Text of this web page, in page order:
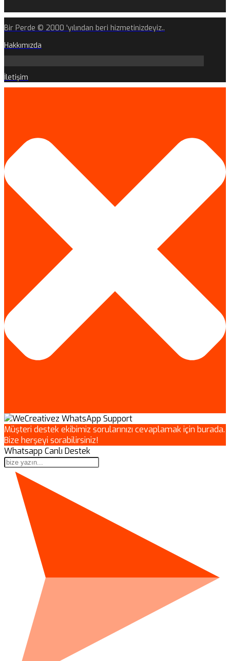
Bir Perde © 2000 'yılından beri hizmetinizdeyiz..
Hakkımızda
İletişim
Müşteri destek ekibimiz sorularınızı cevaplamak için burada.
Bize herşeyi sorabilirsiniz!
Whatsapp Canlı Destek